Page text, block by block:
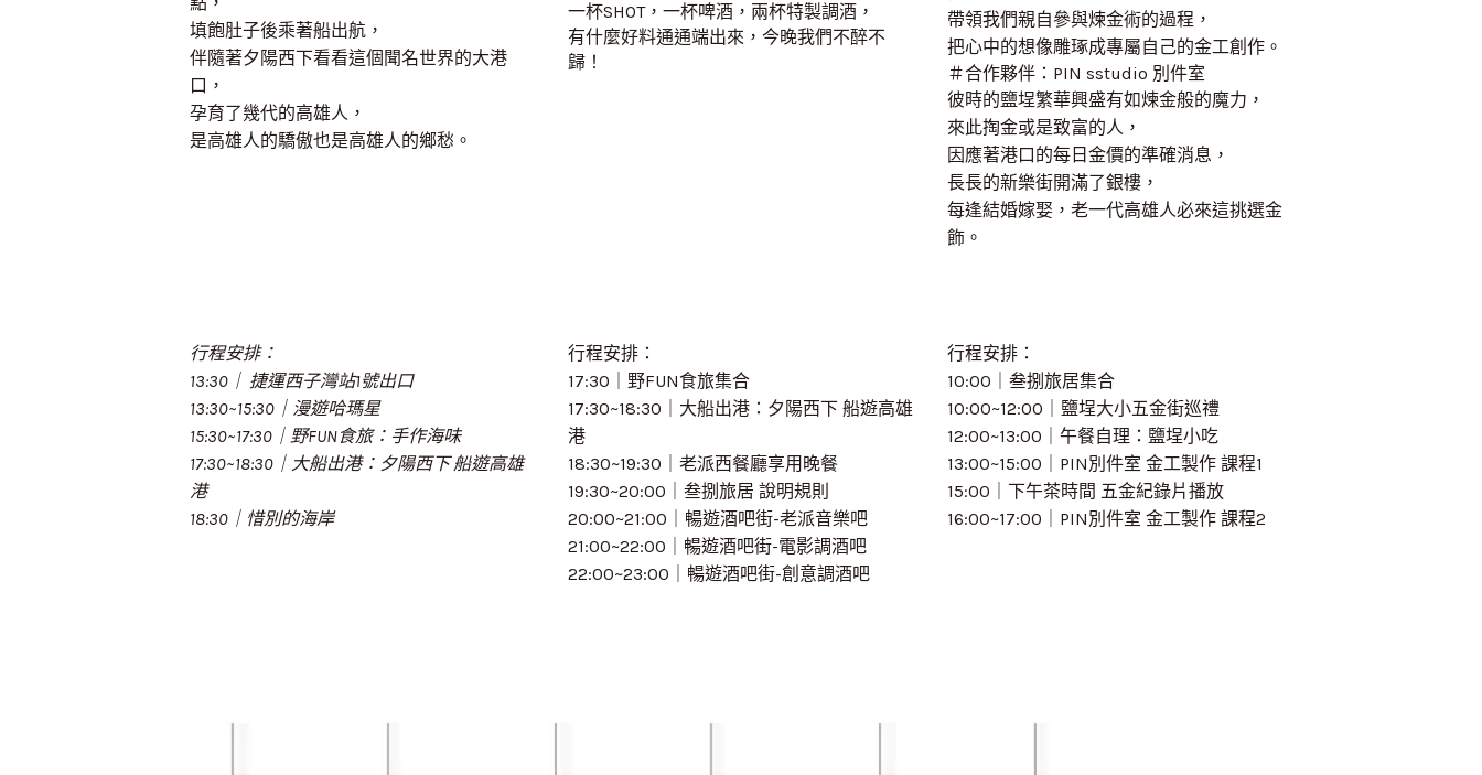
填飽肚子後乘著船出航，
伴隨著夕陽西下看看這個聞名世界的大港
口，
孕育了幾代的高雄人，
是高雄人的驕傲也是高雄人的鄉愁。
一杯SHOT，一杯啤酒，兩杯特製調酒，
有什麼好料通通端出來，今晚我們不醉不
歸！
帶領我們親自參與煉金術的過程，
把心中的想像雕琢成專屬自己的金工創作。
＃合作夥伴：PIN sstudio 別件室
彼時的鹽埕繁華興盛有如煉金般的魔力，
來此掏金或是致富的人，
因應著港口的每日金價的準確消息，
長長的新樂街開滿了銀樓，
每逢結婚嫁娶，老一代高雄人必來這挑選金
飾。
行程安排：
13:30｜ 捷運西子灣站1號出口
13:30~15:30｜漫遊哈瑪星
15:30~17:30｜野FUN食旅：手作海味
17:30~18:30｜大船出港：夕陽西下 船遊高雄
港
18:30｜惜別的海岸
行程安排：
17:30｜野FUN食旅集合
17:30~18:30｜大船出港：夕陽西下 船遊高雄
港
18:30~19:30｜老派西餐廳享用晚餐
19:30~20:00｜叁捌旅居 說明規則
20:00~21:00｜暢遊酒吧街-老派音樂吧
21:00~22:00｜暢遊酒吧街-電影調酒吧
22:00~23:00｜暢遊酒吧街-創意調酒吧
行程安排：
10:00｜叁捌旅居集合
10:00~12:00｜鹽埕大小五金街巡禮
12:00~13:00｜午餐自理：鹽埕小吃
13:00~15:00｜PIN別件室 金工製作 課程1
15:00｜下午茶時間 五金紀錄片播放
16:00~17:00｜PIN別件室 金工製作 課程2